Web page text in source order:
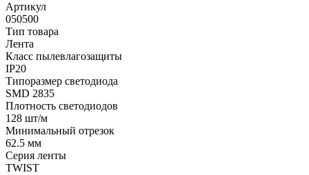
Артикул
050500
Тип товара
Лента
Класс пылевлагозащиты
IP20
Типоразмер светодиода
SMD 2835
Плотность светодиодов
128 шт/м
Минимальный отрезок
62.5 мм
Серия ленты
TWIST